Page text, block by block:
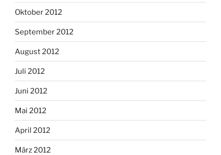
Oktober 2012
September 2012
August 2012
Juli 2012
Juni 2012
Mai 2012
April 2012
März 2012